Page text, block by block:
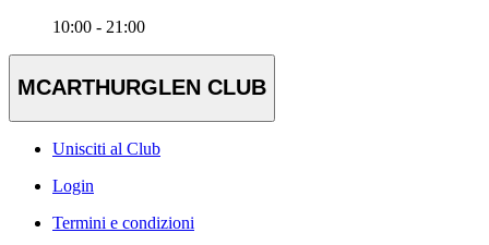
10:00 - 21:00
MCARTHURGLEN CLUB
Unisciti al Club
Login
Termini e condizioni